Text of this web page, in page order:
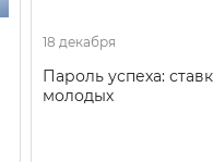
18 декабря
Пароль успеха:
молодых